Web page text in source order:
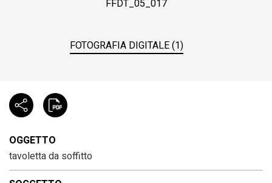
FFDT_05_017
FOTOGRAFIA DIGITALE (1)
OGGETTO
tavoletta da soffitto